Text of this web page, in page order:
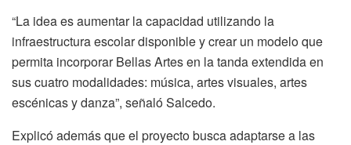
“La idea es aumentar la capacidad utilizando la
infraestructura escolar disponible y crear un modelo que
permita incorporar Bellas Artes en la tanda extendida en
sus cuatro modalidades: música, artes visuales, artes
escénicas y danza”, señaló Salcedo.
Explicó además que el proyecto busca adaptarse a las